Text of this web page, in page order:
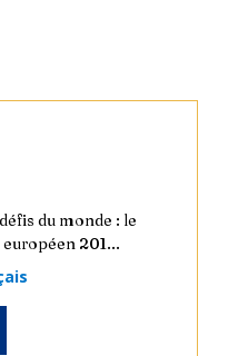
du monde : le
201...